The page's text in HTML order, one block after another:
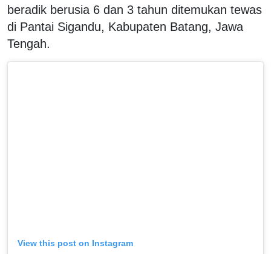
beradik berusia 6 dan 3 tahun ditemukan tewas
di Pantai Sigandu, Kabupaten Batang, Jawa
Tengah.
View this post on Instagram